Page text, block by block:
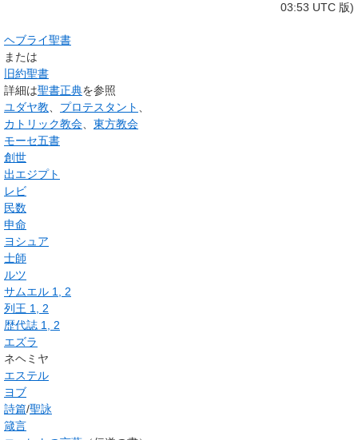
03:53 UTC 版)
ヘブライ聖書
または
旧約聖書
詳細は聖書正典を参照
ユダヤ教
プロテスタント
カトリック教会
東方教会
モーセ五書
創世
出エジプト
レビ
民数
申命
ヨシュア
士師
ルツ
サムエル 1, 2
列王 1, 2
歴代誌 1, 2
エズラ
ネヘミヤ
エステル
ヨブ
詩篇/聖詠
箴言